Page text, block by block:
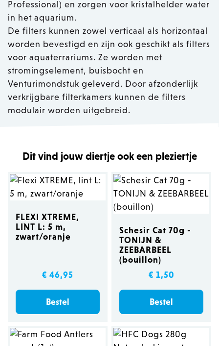
Professional) en zorgen voor kristalhelder water
in het aquarium.
De filters kunnen zowel verticaal als horizontaal
worden bevestigd en zijn ook geschikt als filters
voor aquaterrariums. Ze worden met
stromingselement, buisbocht en
Venturimondstuk geleverd. Door afzonderlijk
verkrijgbare filterkamers kunnen de filters
modulair worden uitgebreid.
Dit vind jouw diertje ook een pleziertje
FLEXI XTREME,
LINT L: 5 m,
zwart/oranje
€ 46,95
Bestel
Schesir Cat 70g -
TONIJN &
ZEEBARBEEL
(bouillon)
€ 1,50
Bestel